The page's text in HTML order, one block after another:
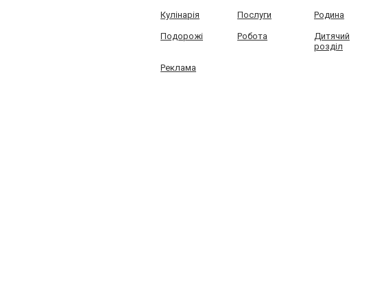
Кулінарія Послуги Родина
Подорожі Робота
Дитячий
розділ
Реклама